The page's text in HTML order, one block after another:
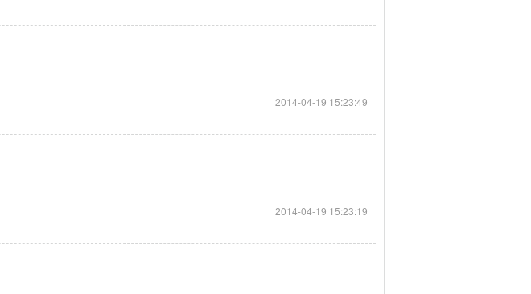
2014-04-19 15:23:49
2014-04-19 15:23:19